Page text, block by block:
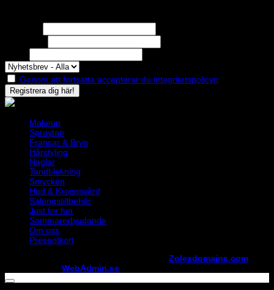
Genom att fortsätta accepterar du integritetspolicyn
Makeup
Spraytan
Fransar & Bryn
Hårstyling
Naglar
Tandblekning
Smycken
Hud & Kroppsvård
Salongstillbehör
Just for fun
Sommarerbjudande
Om oss
Presentkort
Zolexdomains.com
WebAdmin.se